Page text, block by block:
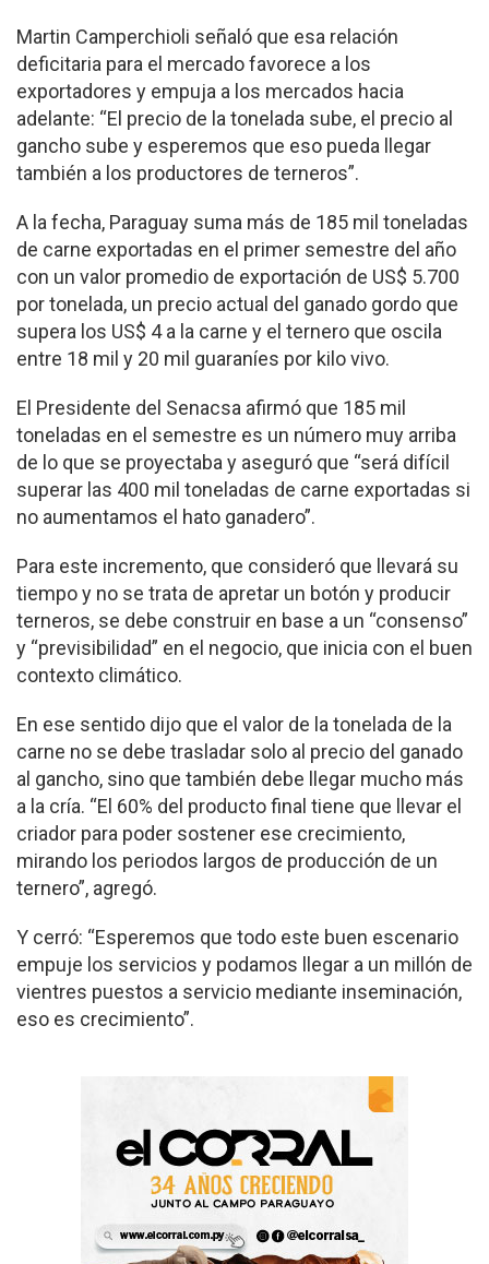
Martin Camperchioli señaló que esa relación
deficitaria para el mercado favorece a los
exportadores y empuja a los mercados hacia
adelante: “El precio de la tonelada sube, el precio al
gancho sube y esperemos que eso pueda llegar
también a los productores de terneros”.
A la fecha, Paraguay suma más de 185 mil toneladas
de carne exportadas en el primer semestre del año
con un valor promedio de exportación de US$ 5.700
por tonelada, un precio actual del ganado gordo que
supera los US$ 4 a la carne y el ternero que oscila
entre 18 mil y 20 mil guaraníes por kilo vivo.
El Presidente del Senacsa afirmó que 185 mil
toneladas en el semestre es un número muy arriba
de lo que se proyectaba y aseguró que “será difícil
superar las 400 mil toneladas de carne exportadas si
no aumentamos el hato ganadero”.
Para este incremento, que consideró que llevará su
tiempo y no se trata de apretar un botón y producir
terneros, se debe construir en base a un “consenso”
y “previsibilidad” en el negocio, que inicia con el buen
contexto climático.
En ese sentido dijo que el valor de la tonelada de la
carne no se debe trasladar solo al precio del ganado
al gancho, sino que también debe llegar mucho más
a la cría. “El 60% del producto final tiene que llevar el
criador para poder sostener ese crecimiento,
mirando los periodos largos de producción de un
ternero”, agregó.
Y cerró: “Esperemos que todo este buen escenario
empuje los servicios y podamos llegar a un millón de
vientres puestos a servicio mediante inseminación,
eso es crecimiento”.